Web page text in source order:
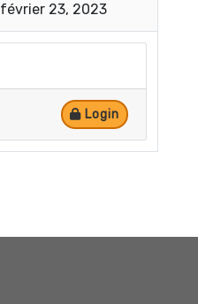
février 23, 2023
Login